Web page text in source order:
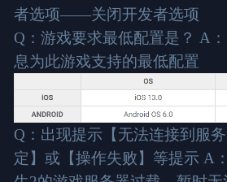
者选项——关闭开发者选项
Q：游戏要求最低配置是？ A
息为此游戏支持的最低配置
Q：出现提示【无法连接到服
定】或【操作失败】等提示 A